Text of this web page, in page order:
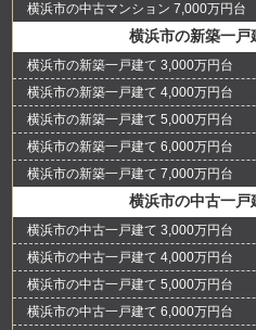
横浜市の中古マンション 7,000万円台
横浜市の新築一戸
横浜市の新築一戸建て 3,000万円台
横浜市の新築一戸建て 4,000万円台
横浜市の新築一戸建て 5,000万円台
横浜市の新築一戸建て 6,000万円台
横浜市の新築一戸建て 7,000万円台
横浜市の中古一戸
横浜市の中古一戸建て 3,000万円台
横浜市の中古一戸建て 4,000万円台
横浜市の中古一戸建て 5,000万円台
横浜市の中古一戸建て 6,000万円台